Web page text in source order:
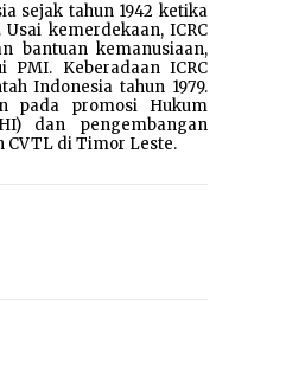
sejak tahun 1942 ketika
kemerdekaan, ICRC
bantuan kemanusiaan,
PMI. Keberadaan ICRC
Indonesia tahun 1979.
pada promosi Hukum
dan pengembangan
CVTL di Timor Leste.